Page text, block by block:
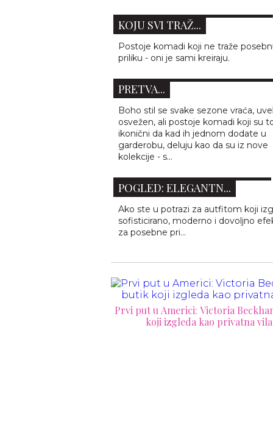
KOJU SVI TRAŽ...
Postoje komadi koji ne traže
priliku - oni je sami kreiraju.
BOHO MAGIJA IZ
PRETVA...
Boho stil se svake sezone vraća,
osvežen, ali postoje komadi koji su
ikonični da kad ih jednom dodate u
garderobu, deluju kao da su iz nove
kolekcije - s...
ZARA ODELO KOJE IZGLEDA
POGLED: ELEGANTN...
Ako ste u potrazi za autfitom koji
sofisticirano, moderno i dovoljno
za posebne pri...